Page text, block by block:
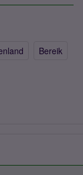
Bereik